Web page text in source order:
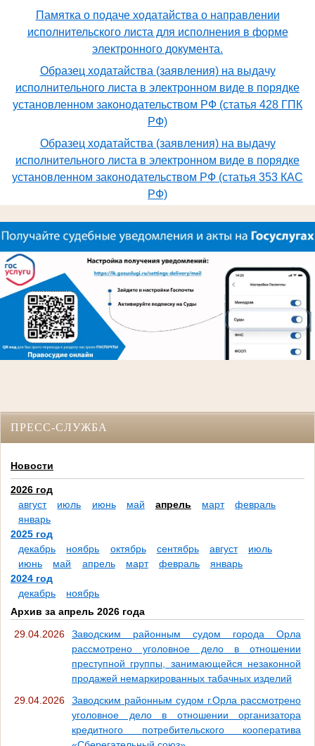
Памятка о подаче ходатайства о направлении
исполнительского листа для исполнения в форме
электронного документа.
Образец ходатайства (заявления) на выдачу
исполнительного листа в электронном виде в порядке
установленном законодательством РФ (статья 428 ГПК
РФ)
Образец ходатайства (заявления) на выдачу
исполнительного листа в электронном виде в порядке
установленном законодательством РФ (статья 353 КАС
РФ)
ПРЕСС-СЛУЖБА
Новости
2026 год
август
июль июнь май апрель март
февраль
январь
2025 год
декабрь
ноябрь октябрь сентябрь август
июль
июнь
май апрель март февраль
январь
2024 год
декабрь
ноябрь
Архив за апрель 2026 года
29.04.2026
Заводским районным судом города Орла
рассмотрено уголовное дело в отношении
преступной группы, занимающейся незаконной
продажей немаркированных табачных изделий
29.04.2026
Заводским районным судом г.Орла рассмотрено
уголовное дело в отношении организатора
кредитного потребительского кооператива